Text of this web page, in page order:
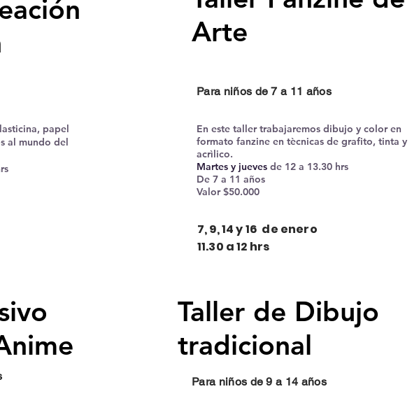
papel
al mundo del
Arte
En este taller trabajaremos dibujo y color en
formato fanzine en tècnicas de grafito, tinta y
acrìlico.
Martes y jueves de 12 a 13.30 hrs
De 7 a 11 años
Valor $50.000
Para niños de 7 a 11 años
7, 9, 14 y 16 de enero
11.30 a 12 hrs
Taller de Dibujo
tradicional
Para niños de 9 a 14 años